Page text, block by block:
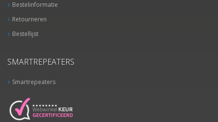
Bestelinformatie
Retourneren
Bestellijst
SMARTREPEATERS
Smartrepeaters